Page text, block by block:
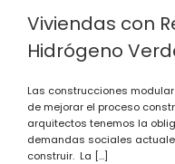
Viviendas con
Hidrógeno
Las construcciones
de mejorar el proceso
arquitectos tenemos la
demandas sociales
construir. La […]